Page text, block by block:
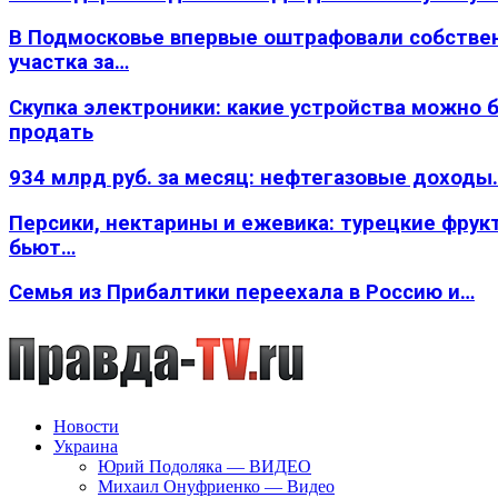
В Подмосковье впервые оштрафовали
участка за…
Скупка электроники: какие устройства можно
продать
934 млрд руб. за месяц: нефтегазовые
Персики, нектарины и ежевика: турецкие
бьют…
Семья из Прибалтики переехала в Россию и…
Новости
Украина
Юрий Подоляка — ВИДЕО
Михаил Онуфриенко — Видео